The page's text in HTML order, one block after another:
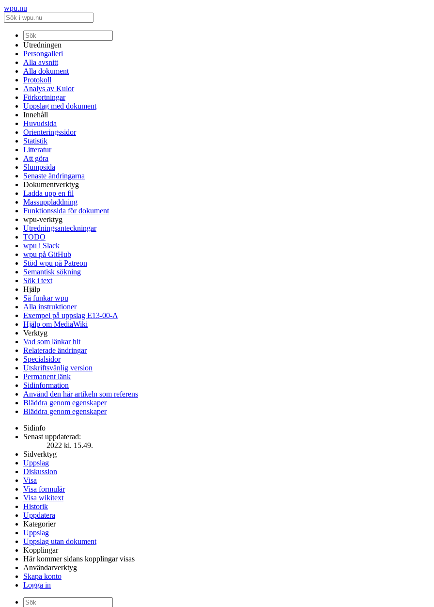
wpu.nu
Utredningen
Persongalleri
Alla avsnitt
Alla dokument
Protokoll
Analys av Kulor
Förkortningar
Uppslag med dokument
Innehåll
Huvudsida
Orienteringssidor
Statistik
Litteratur
Att göra
Slumpsida
Senaste ändringarna
Dokumentverktyg
Ladda upp en fil
Massuppladdning
Funktionssida för dokument
wpu-verktyg
Utredningsanteckningar
TODO
wpu i Slack
wpu på GitHub
Stöd wpu på Patreon
Semantisk sökning
Sök i text
Hjälp
Så funkar wpu
Alla instruktioner
Exempel på uppslag E13-00-A
Hjälp om MediaWiki
Verktyg
Vad som länkar hit
Relaterade ändringar
Specialsidor
Utskriftsvänlig version
Permanent länk
Sidinformation
Använd den här artikeln som referens
Bläddra genom egenskaper
Bläddra genom egenskaper
Sidinfo
Senast uppdaterad:
2022 kl. 15.49.
Sidverktyg
Uppslag
Diskussion
Visa
Visa formulär
Visa wikitext
Historik
Uppdatera
Kategorier
Uppslag
Uppslag utan dokument
Kopplingar
Här kommer sidans kopplingar visas
Användarverktyg
Skapa konto
Logga in